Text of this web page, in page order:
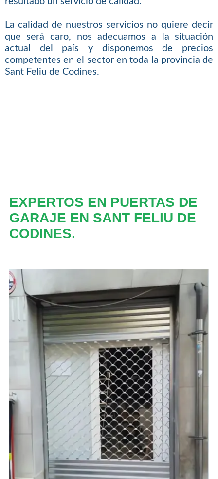
La calidad de nuestros servicios no quiere decir
que será caro, nos adecuamos a la situación
actual del país y disponemos de precios
competentes en el sector en toda la provincia de
Sant Feliu de Codines.
EXPERTOS EN PUERTAS DE
GARAJE EN SANT FELIU DE
CODINES.